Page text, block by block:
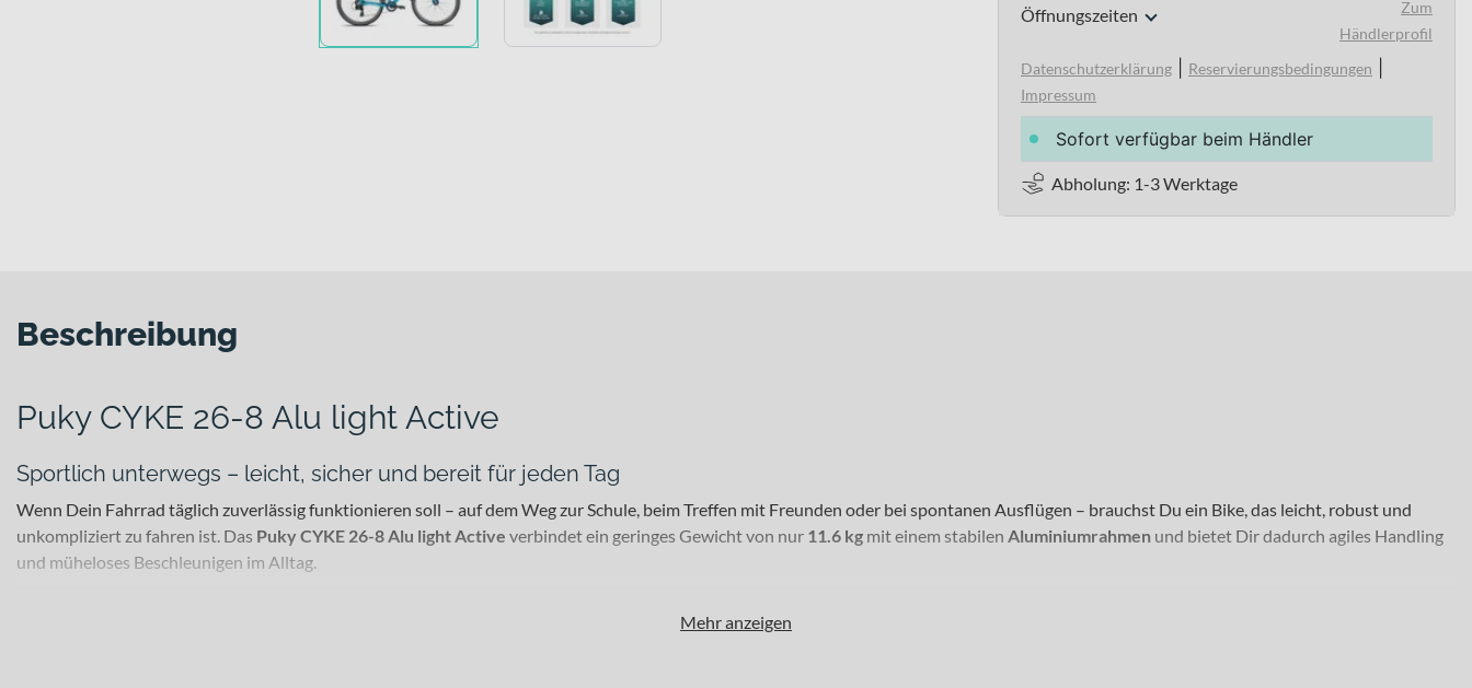
Öffnungszeiten
Zum
Händlerprofil
Datenschutzerklärung
Reservierungsbedingungen
Impressum
Sofort verfügbar beim Händler
Abholung: 1-3 Werktage
Beschreibung
Puky CYKE 26-8 Alu light Active
Sportlich unterwegs – leicht, sicher und bereit für jeden Tag
Wenn Dein Fahrrad täglich zuverlässig funktionieren soll – auf dem Weg zur Schule, beim Treffen mit Freunden oder bei spontanen Ausflügen – brauchst Du ein Bike, das leicht, robust und
unkompliziert zu fahren ist. Das Puky CYKE 26-8 Alu light Active verbindet ein geringes Gewicht von nur 11.6 kg mit einem stabilen Aluminiumrahmen und bietet Dir dadurch agiles Handling
und müheloses Beschleunigen im Alltag.
Mehr anzeigen